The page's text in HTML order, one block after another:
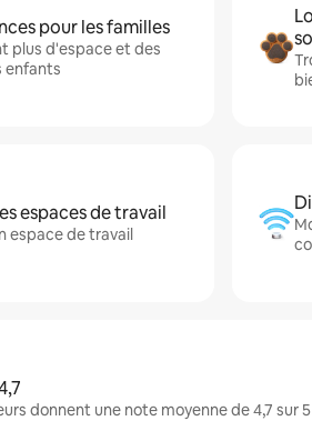
pour les familles
plus d'espace et des
enfants
espaces de travail
espace de travail
donnent une note moyenne de 4,7 sur